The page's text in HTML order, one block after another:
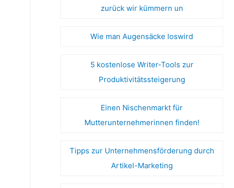
zurück wir kümmern un
Wie man Augensäcke loswird
5 kostenlose Writer-Tools zur
Produktivitätssteigerung
Einen Nischenmarkt für
Mutterunternehmerinnen finden!
Tipps zur Unternehmensförderung durch
Artikel-Marketing